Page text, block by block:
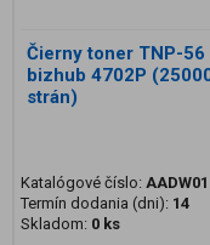
Čierny toner TNP-56
bizhub 4702P
strán)
Katalógové číslo:
Termín dodania (dni): 14
Skladom: 0 ks